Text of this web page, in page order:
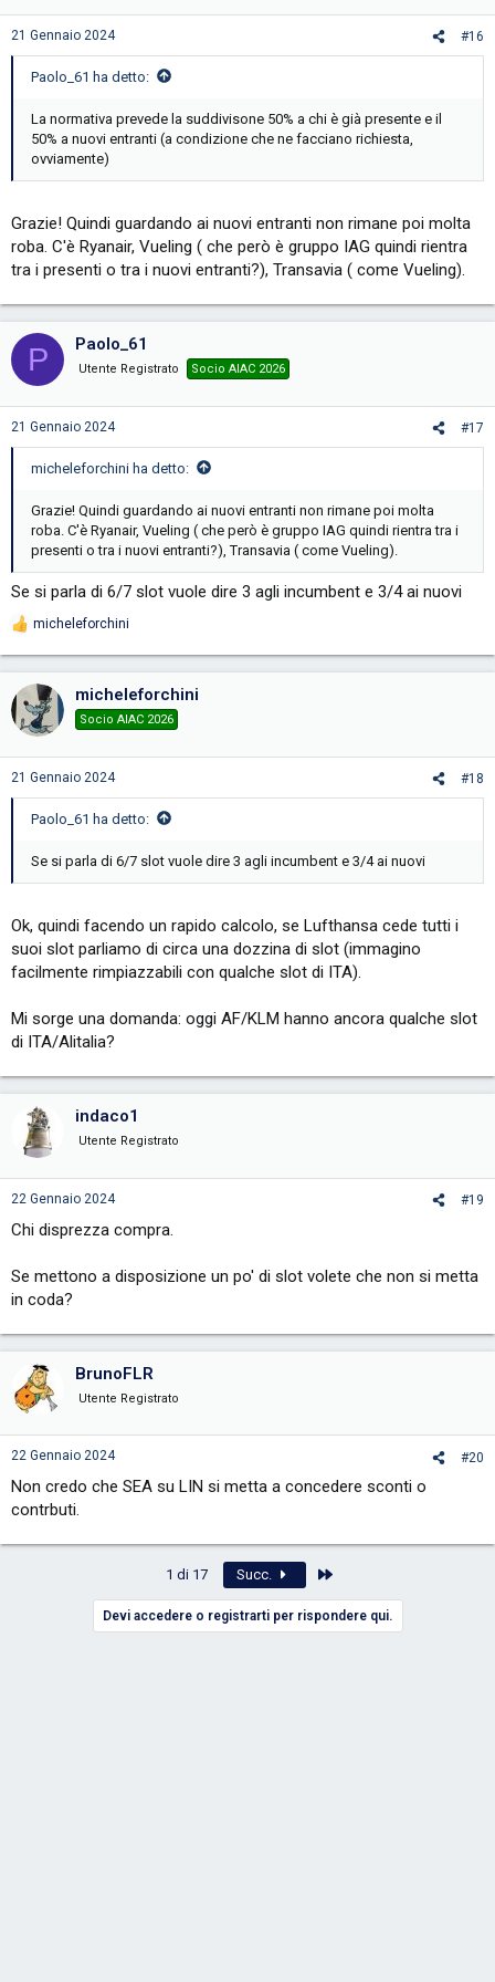
n
s
21 Gennaio 2024 #16
Paolo_61 ha detto:
La normativa prevede la suddivisone 50% a chi è già presente e il
50% a nuovi entranti (a condizione che ne facciano richiesta,
ovviamente)
Grazie! Quindi guardando ai nuovi entranti non rimane poi molta
roba. C'è Ryanair, Vueling ( che però è gruppo IAG quindi rientra
tra i presenti o tra i nuovi entranti?), Transavia ( come Vueling).
P Paolo_61
Utente Registrato Socio AIAC 2026
21 Gennaio 2024 #17
micheleforchini ha detto:
Grazie! Quindi guardando ai nuovi entranti non rimane poi molta
roba. C'è Ryanair, Vueling ( che però è gruppo IAG quindi rientra tra i
presenti o tra i nuovi entranti?), Transavia ( come Vueling).
Se si parla di 6/7 slot vuole dire 3 agli incumbent e 3/4 ai nuovi
R
t
i
n
s
micheleforchini
micheleforchini
Socio AIAC 2026
21 Gennaio 2024 #18
Paolo_61 ha detto:
Se si parla di 6/7 slot vuole dire 3 agli incumbent e 3/4 ai nuovi
Ok, quindi facendo un rapido calcolo, se Lufthansa cede tutti i
suoi slot parliamo di circa una dozzina di slot (immagino
facilmente rimpiazzabili con qualche slot di ITA).
Mi sorge una domanda: oggi AF/KLM hanno ancora qualche slot
di ITA/Alitalia?
indaco1
Utente Registrato
22 Gennaio 2024 #19
Chi disprezza compra.
Se mettono a disposizione un po' di slot volete che non si metta
in coda?
BrunoFLR
Utente Registrato
22 Gennaio 2024 #20
Non credo che SEA su LIN si metta a concedere sconti o
contrbuti.
1 di 17 Succ.
Devi accedere o registrarti per rispondere qui.